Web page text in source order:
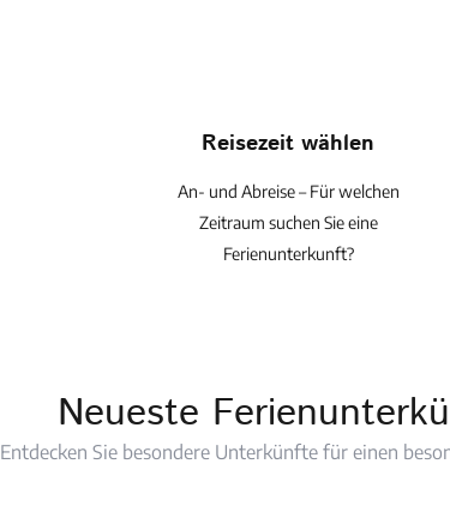
Reisezeit wählen
An- und Abreise – Für welchen
Zeitraum suchen Sie eine
Ferienunterkunft?
Neueste
Entdecken Sie besondere Unterkünfte für einen